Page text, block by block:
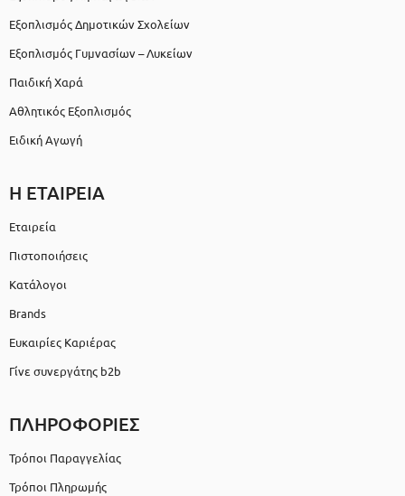
Εξοπλισμός Δημοτικών Σχολείων
Εξοπλισμός Γυμνασίων – Λυκείων
Παιδική Χαρά
Αθλητικός Εξοπλισμός
Ειδική Αγωγή
Η ΕΤΑΙΡΕΙΑ
Εταιρεία
Πιστοποιήσεις
Κατάλογοι
Brands
Ευκαιρίες Καριέρας
Γίνε συνεργάτης b2b
ΠΛΗΡΟΦΟΡΙΕΣ
Τρόποι Παραγγελίας
Τρόποι Πληρωμής